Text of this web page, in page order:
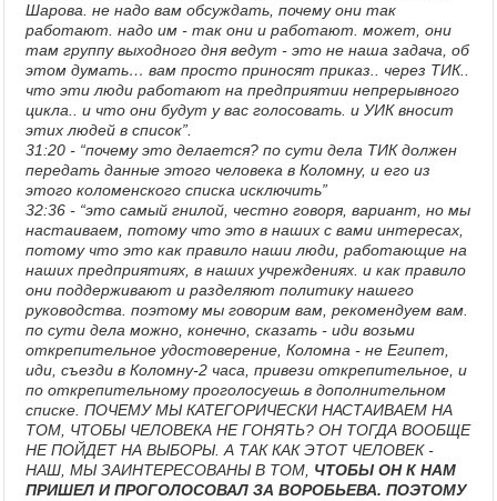
Шарова. не надо вам обсуждать, почему они так
работают. надо им - так они и работают. может, они
там группу выходного дня ведут - это не наша задача, об
этом думать… вам просто приносят приказ.. через ТИК..
что эти люди работают на предприятии непрерывного
цикла.. и что они будут у вас голосовать. и УИК вносит
этих людей в список”.
31:20 - “почему это делается? по сути дела ТИК должен
передать данные этого человека в Коломну, и его из
этого коломенского списка исключить”
32:36 - “это самый гнилой, честно говоря, вариант, но мы
настаиваем, потому что это в наших с вами интересах,
потому что это как правило наши люди, работающие на
наших предприятиях, в наших учреждениях. и как правило
они поддерживают и разделяют политику нашего
руководства. поэтому мы говорим вам, рекомендуем вам.
по сути дела можно, конечно, сказать - иди возьми
открепительное удостоверение, Коломна - не Египет,
иди, съезди в Коломну-2 часа, привези открепительное, и
по открепительному проголосуешь в дополнительном
списке. ПОЧЕМУ МЫ КАТЕГОРИЧЕСКИ НАСТАИВАЕМ НА
ТОМ, ЧТОБЫ ЧЕЛОВЕКА НЕ ГОНЯТЬ? ОН ТОГДА ВООБЩЕ
НЕ ПОЙДЕТ НА ВЫБОРЫ. А ТАК КАК ЭТОТ ЧЕЛОВЕК -
НАШ, МЫ ЗАИНТЕРЕСОВАНЫ В ТОМ, ЧТОБЫ ОН К НАМ
ПРИШЕЛ И ПРОГОЛОСОВАЛ ЗА ВОРОБЬЕВА. ПОЭТОМУ